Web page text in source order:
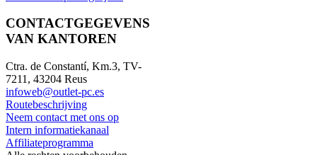
CONTACTGEGEVENS
VAN KANTOREN
Ctra. de Constantí, Km.3, TV-
7211, 43204 Reus
infoweb@outlet-pc.es
Routebeschrijving
Neem contact met ons op
Intern informatiekanaal
Affiliateprogramma